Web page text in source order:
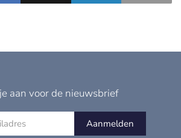
aan voor de nieuwsbrief
Aanmelden